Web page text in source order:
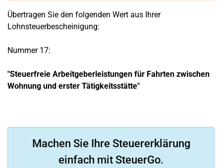
Übertragen Sie den folgenden Wert aus Ihrer
Lohnsteuerbescheinigung:
Nummer 17:
"Steuerfreie Arbeitgeberleistungen für Fahrten zwischen
Wohnung und erster Tätigkeitsstätte"
Machen Sie Ihre Steuererklärung
einfach mit SteuerGo.